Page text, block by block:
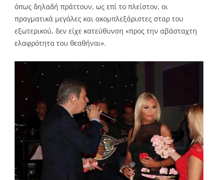
όπως δηλαδή πράττουν, ως επί το πλείστον, οι
πραγματικά μεγάλες και ακομπλεξάριστες σταρ του
εξωτερικού, δεν είχε κατεύθυνση «προς την αβάσταχτη
ελαφρότητα του θεαθήναι».